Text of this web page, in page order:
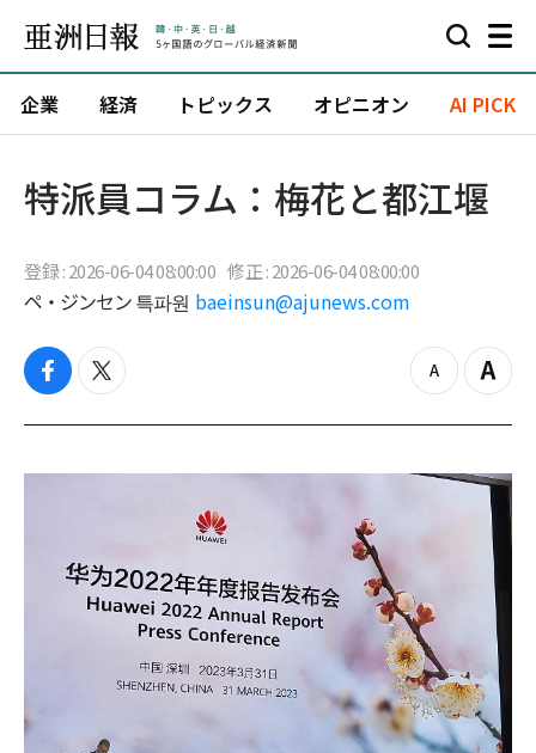
企業 経済 トピックス オピニオン AI PICK
特派員コラム：梅花と都江堰
登録 : 2026-06-04 08:00:00 修正 : 2026-06-04 08:00:00
ペ・ジンセン 특파원 baeinsun@ajunews.com
f
c
b
t
i
t
z
o
o
Z
o
i
n